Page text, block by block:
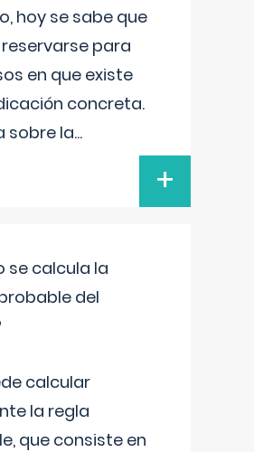
hoy se sabe que
para
en que existe
concreta.
sobre la...
+
se calcula la
del
calcular
la regla
que consiste en